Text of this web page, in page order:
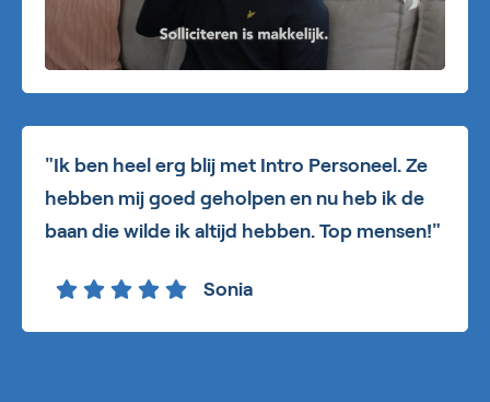
"Ik ben heel erg blij met Intro Personeel. Ze
hebben mij goed geholpen en nu heb ik de
baan die wilde ik altijd hebben. Top mensen!"
Sonia